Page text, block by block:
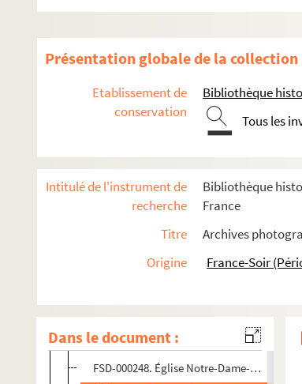
Présentation globale de la collection
Etablissement de
conservation
Bibliothèque
Tous les
Intitulé de l'instrument de
recherche
Bibliothèque
France
Titre
Archives
Origine
France-Soir
Dans le document :
Basilique Sainte-Jeanne-d'Arc
Cathédrale Notre-Dame-de-Paris
Chapelle de la Médaille-Miraculeuse
FSE-000526. Chapelle Notre-Dame-des-
FSE-000528. Église Au-Bon-Pasteur
FSE-000530. Église de Ménilmontant
FSE-000531. Église Montrouge-Alésia
FSD-000248. Église Notre-Dame-de-